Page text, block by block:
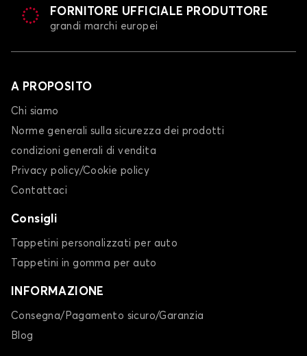
FORNITORE UFFICIALE PRODUTTORE
grandi marchi europei
A PROPOSITO
Chi siamo
Norme generali sulla sicurezza dei prodotti
condizioni generali di vendita
Privacy policy/Cookie policy
Contattaci
Consigli
Tappetini personalizzati per auto
Tappetini in gomma per auto
INFORMAZIONE
Consegna/Pagamento sicuro/Garanzia
Blog